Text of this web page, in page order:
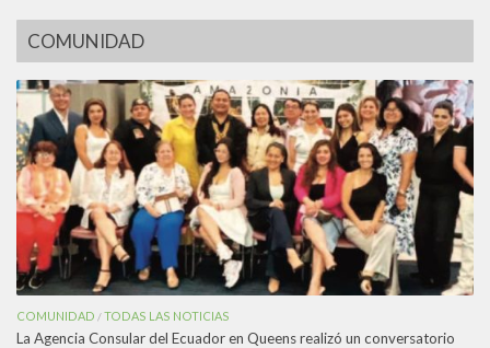
COMUNIDAD
COMUNIDAD /TODAS LAS NOTICIAS
La Agencia Consular del Ecuador en Queens realizó un conversatorio